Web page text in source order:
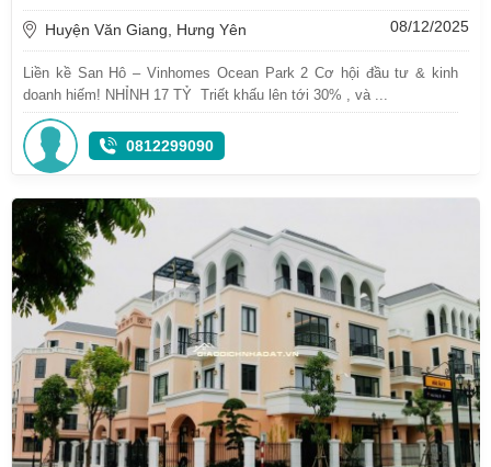
Huyện Văn Giang, Hưng Yên 08/12/2025
Liền kề San Hô – Vinhomes Ocean Park 2 Cơ hội đầu tư & kinh
doanh hiếm! NHỈNH 17 TỶ Triết khấu lên tới 30% , và ...
0812299090